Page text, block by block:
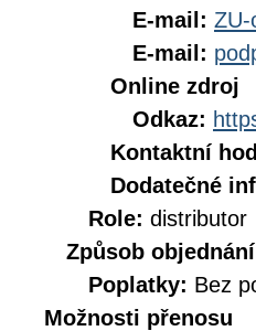
E-mail: ZU-
E-mail:
Online zdroj
Odkaz:
Kontaktní
Dodatečné
Role: distributor
Způsob objednání
Poplatky: Bez
Možnosti přenosu